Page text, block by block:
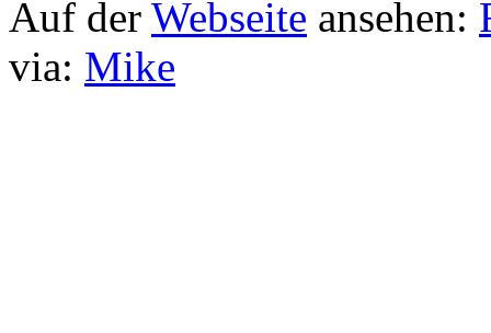
Auf der Webseite ansehen:
via: Mike